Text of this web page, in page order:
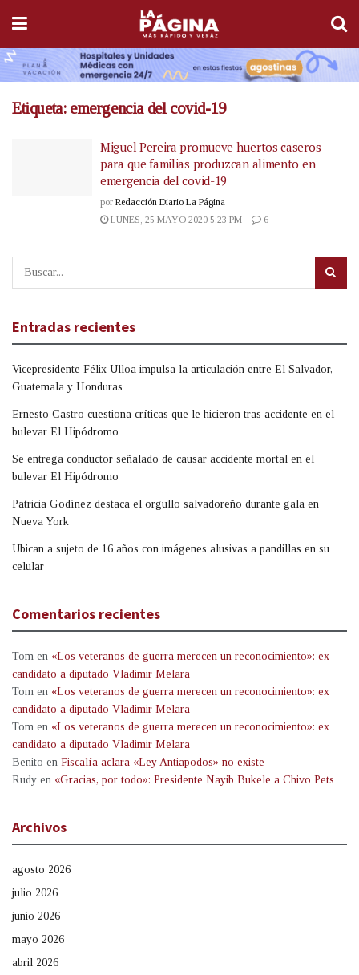
Etiqueta: emergencia del covid-19
Miguel Pereira promueve huertos caseros
para que familias produzcan alimento en
emergencia del covid-19
por Redacción Diario La Página
LUNES, 25 MAYO 2020 5:23 PM
6
Entradas recientes
Vicepresidente Félix Ulloa impulsa la articulación entre El Salvador,
Guatemala y Honduras
Ernesto Castro cuestiona críticas que le hicieron tras accidente en el
bulevar El Hipódromo
Se entrega conductor señalado de causar accidente mortal en el
bulevar El Hipódromo
Patricia Godínez destaca el orgullo salvadoreño durante gala en
Nueva York
Ubican a sujeto de 16 años con imágenes alusivas a pandillas en su
celular
Comentarios recientes
Tom en «Los veteranos de guerra merecen un reconocimiento»: ex
candidato a diputado Vladimir Melara
Tom en «Los veteranos de guerra merecen un reconocimiento»: ex
candidato a diputado Vladimir Melara
Tom en «Los veteranos de guerra merecen un reconocimiento»: ex
candidato a diputado Vladimir Melara
Benito en Fiscalía aclara «Ley Antiapodos» no existe
Rudy en «Gracias, por todo»: Presidente Nayib Bukele a Chivo Pets
Archivos
agosto 2026
julio 2026
junio 2026
mayo 2026
abril 2026